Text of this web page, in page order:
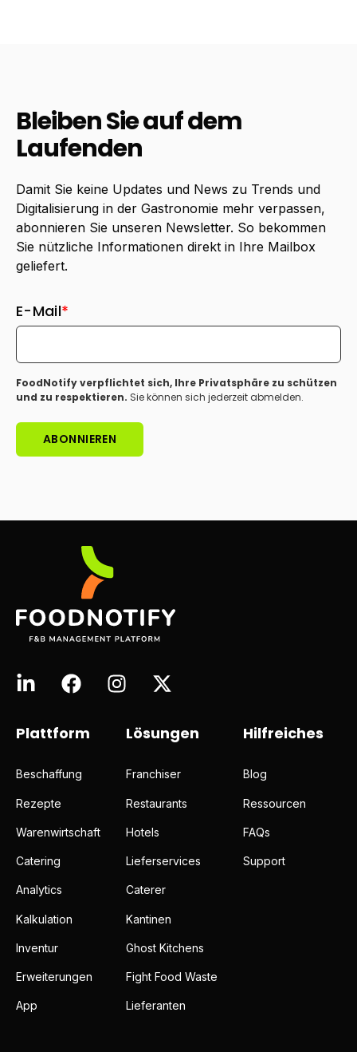
Bleiben Sie auf dem
Laufenden
Damit Sie keine Updates und News zu Trends und
Digitalisierung in der Gastronomie mehr verpassen,
abonnieren Sie unseren Newsletter. So bekommen
Sie nützliche Informationen direkt in Ihre Mailbox
geliefert.
E-Mail*
FoodNotify verpflichtet sich, Ihre Privatsphäre zu schützen
und zu respektieren. Sie können sich jederzeit abmelden.
Plattform
Beschaffung
Rezepte
Warenwirtschaft
Catering
Analytics
Kalkulation
Inventur
Erweiterungen
App
Lösungen
Franchiser
Restaurants
Hotels
Lieferservices
Caterer
Kantinen
Ghost Kitchens
Fight Food Waste
Lieferanten
Hilfreiches
Blog
Ressourcen
FAQs
Support